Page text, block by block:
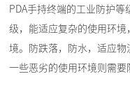
PDA手持终端的工业防护
级，能适应复杂的使用环
境。防跌落，防水，适应
一些恶劣的使用环境则需要